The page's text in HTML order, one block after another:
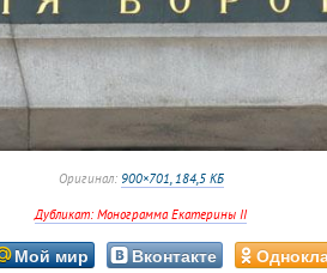
Оригинал: 900×701, 184,5 КБ
Дубликат: Монограмма Екатерины II
Мой мир Вконтакте